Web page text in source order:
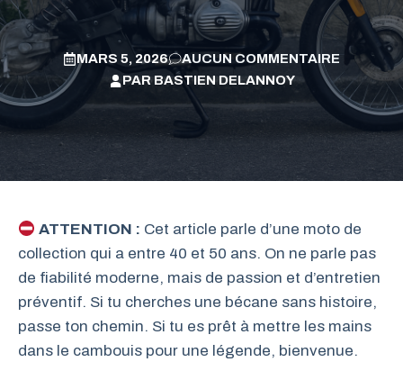
MARS 5, 2026
AUCUN COMMENTAIRE
PARBASTIEN DELANNOY
ATTENTION : Cet article parle d’une moto de
collection qui a entre 40 et 50 ans. On ne parle pas
de fiabilité moderne, mais de passion et d’entretien
préventif. Si tu cherches une bécane sans histoire,
passe ton chemin. Si tu es prêt à mettre les mains
dans le cambouis pour une légende, bienvenue.